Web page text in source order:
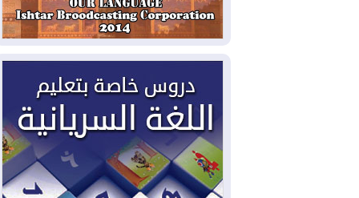
2026-08-04سومو: إنتاج النفط في إقليم
كوردستان انخفض إلى أقل من 10%
ملفات حقبة الكاظمي تعود إلى
الواجهة.. أنباء عن مراجعات قضائية
وتحقيقات أوسع في قضايا فساد
2026-08-04بيترو يشكو تزوير الانتخابات
الرئاسية ويحذر من "حرب أهلية" في
كولومبيا